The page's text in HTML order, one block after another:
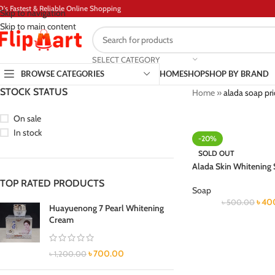
Skip to navigation
Skip to main content
Fastest & Reliable Online Shopping
SELECT CATEGORY
BROWSE CATEGORIES
HOMESHOPSHOP BY BRAND
STOCK STATUS
On sale
In stock
TOP RATED PRODUCTS
Huayuenong 7 Pearl Whitening
Cream
৳1,200.00 ৳700.00
Home»alada soap
-20%
SOLD OUT
Alada Skin Whitening
Soap
৳500.00 ৳